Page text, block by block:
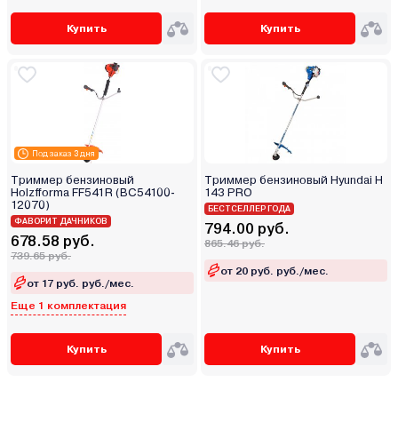
Купить Купить
Под заказ 3 дня
Триммер бензиновый
Holzfforma FF541R (BC54100-
12070)
ФАВОРИТ ДАЧНИКОВ
678.58 руб.
739.65 руб.
от 17 руб. руб./мес.
Еще 1 комплектация
Купить
Триммер бензиновый Hyundai H
143 PRO
БЕСТСЕЛЛЕР ГОДА
794.00 руб.
865.46 руб.
от 20 руб. руб./мес.
Купить